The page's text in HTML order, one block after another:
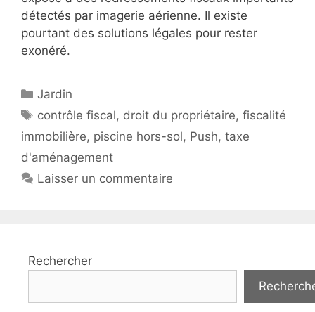
détectés par imagerie aérienne. Il existe
pourtant des solutions légales pour rester
exonéré.
Catégories
Jardin
Étiquettes
contrôle fiscal, droit du propriétaire,fiscalité
immobilière, piscine hors-sol, Push, taxe
d'aménagement
Laisser un commentaire
Rechercher